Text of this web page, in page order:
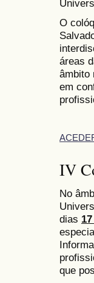
O
áreas
âmbito
em
IV
No
dias
que